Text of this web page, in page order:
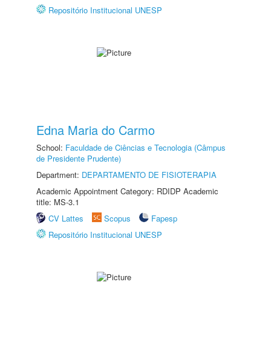
Repositório Institucional UNESP
Edna Maria do Carmo
School: Faculdade de Ciências e Tecnologia (Câmpus
de Presidente Prudente)
Department: DEPARTAMENTO DE FISIOTERAPIA
Academic Appointment Category: RDIDP Academic
title: MS-3.1
CV Lattes
Scopus
Fapesp
Repositório Institucional UNESP